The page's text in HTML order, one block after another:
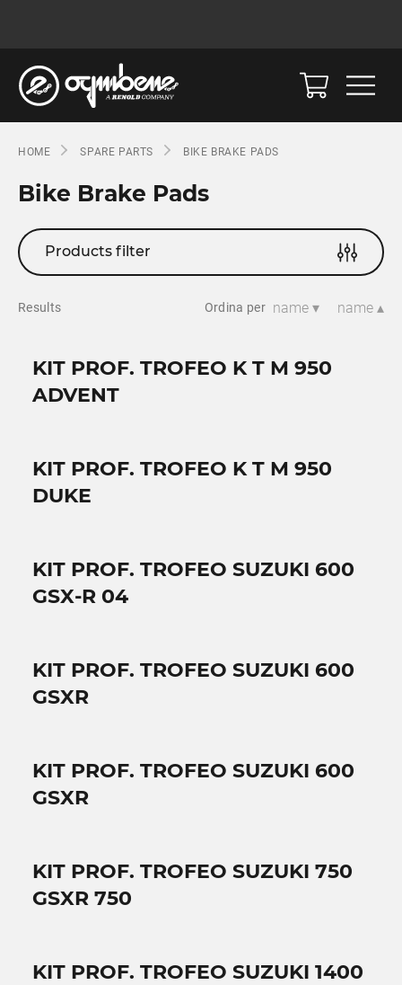
HOME SPARE PARTS BIKE BRAKE PADS
Bike Brake Pads
Products filter
Results Ordina per name ▾ name ▴
KIT PROF. TROFEO K T M 950
ADVENT
KIT PROF. TROFEO K T M 950
DUKE
KIT PROF. TROFEO SUZUKI 600
GSX-R 04
KIT PROF. TROFEO SUZUKI 600
GSXR
KIT PROF. TROFEO SUZUKI 600
GSXR
KIT PROF. TROFEO SUZUKI 750
GSXR 750
KIT PROF. TROFEO SUZUKI 1400